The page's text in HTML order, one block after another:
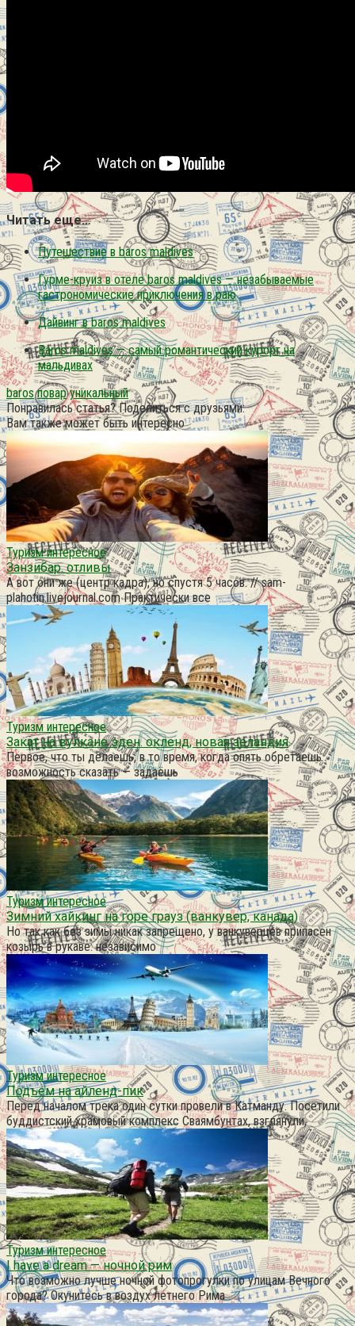
Читать еще…
Путешествие в baros maldives
Гурме-круиз в отеле baros maldives — незабываемые
гастрономические приключения в раю
Дайвинг в baros maldives
Baros maldives — самый романтический курорт на
мальдивах
baros повар уникальный
Понравилась статья? Поделиться с друзьями:
Вам также может быть интересно
Туризм интересное
Занзибар. отливы
А вот они же (центр кадра), но спустя 5 часов. // sam-
plahotin.livejournal.com Практически все
Туризм интересное
Закат на вулкане эден. окленд, новая зеландия
Первое, что ты делаешь, в то время, когда опять обретаешь
возможность сказать — задаёшь
Туризм интересное
Зимний хайкинг на горе грауз (ванкувер, канада)
Но так как без зимы никак запрещено, у ванкуверцев припасен
козырь в рукаве: независимо
Туризм интересное
Подъем на айленд-пик
Перед началом трека один сутки провели в Катманду. Посетили
буддистский храмовый комплекс Сваямбунтах, взглянули,
Туризм интересное
I have a dream — ночной рим
Что возможно лучше ночной фотопрогулки по улицам Вечного
города? Окунитесь в воздух летнего Рима